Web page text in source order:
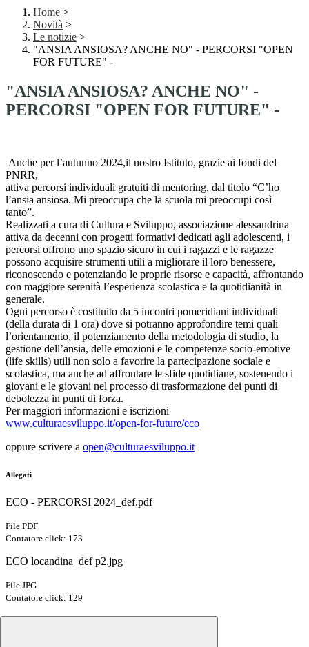
Home >
Novità >
Le notizie >
"ANSIA ANSIOSA? ANCHE NO" - PERCORSI "OPEN
FOR FUTURE" -
"ANSIA ANSIOSA? ANCHE NO" -
PERCORSI "OPEN FOR FUTURE" -
Anche per l’autunno 2024,il nostro Istituto, grazie ai fondi del
PNRR,
attiva percorsi individuali gratuiti di mentoring, dal titolo “C’ho
l’ansia ansiosa. Mi preoccupa che la scuola mi preoccupi così
tanto”.
Realizzati a cura di Cultura e Sviluppo, associazione alessandrina
attiva da decenni con progetti formativi dedicati agli adolescenti, i
percorsi offrono uno spazio sicuro in cui i ragazzi e le ragazze
possono acquisire strumenti utili a migliorare il loro benessere,
riconoscendo e potenziando le proprie risorse e capacità, affrontando
con maggiore serenità l’esperienza scolastica e la quotidianità in
generale.
Ogni percorso è costituito da 5 incontri pomeridiani individuali
(della durata di 1 ora) dove si potranno approfondire temi quali
l’orientamento, il potenziamento della metodologia di studio, la
gestione dell’ansia, delle emozioni e le competenze socio-emotive
(life skills) utili non solo a favorire la partecipazione sociale e
scolastica, ma anche ad affrontare le sfide quotidiane, sostenendo i
giovani e le giovani nel processo di trasformazione dei punti di
debolezza in punti di forza.
Per maggiori informazioni e iscrizioni
www.culturaesviluppo.it/open-for-future/eco
oppure scrivere a open@culturaesviluppo.it
Allegati
ECO - PERCORSI 2024_def.pdf
File PDF
Contatore click: 173
ECO locandina_def p2.jpg
File JPG
Contatore click: 129
ECO locandina_def p1.jpg